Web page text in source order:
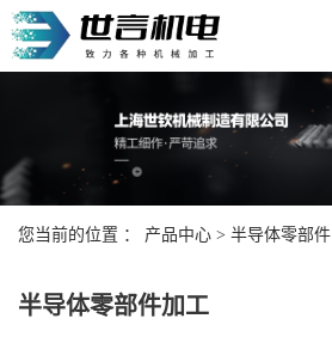
您当前的位置 ： 产品中心 > 半导体零部件
半导体零部件加工